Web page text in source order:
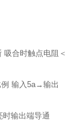
合时触点电阻＜
输入5a→输出
输出端导通